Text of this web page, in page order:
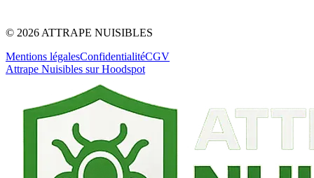
© 2026 ATTRAPE NUISIBLES
Mentions légalesConfidentialitéCGV
Attrape Nuisibles sur Hoodspot